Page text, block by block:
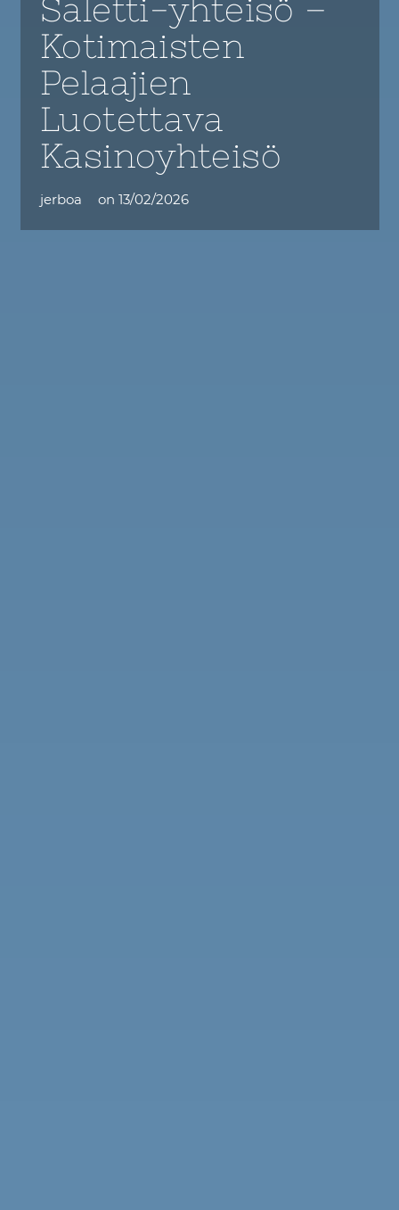
Saletti-yhteisö –
Kotimaisten
Pelaajien
Luotettava
Kasinoyhteisö
jerboa on 13/02/2026